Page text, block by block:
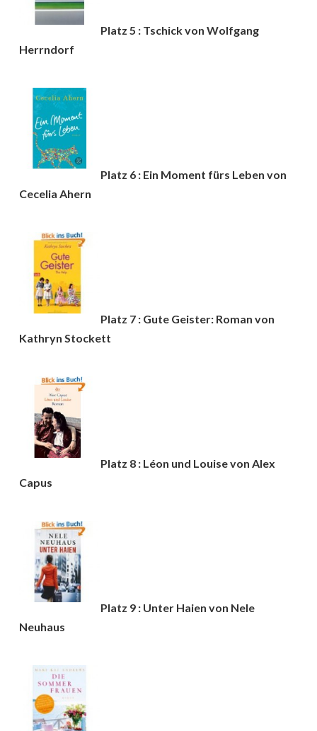
Platz 5 : Tschick von Wolfgang
Herrndorf
Platz 6 : Ein Moment fürs Leben von
Cecelia Ahern
Platz 7 : Gute Geister: Roman von
Kathryn Stockett
Platz 8 : Léon und Louise von Alex
Capus
Platz 9 : Unter Haien von Nele
Neuhaus